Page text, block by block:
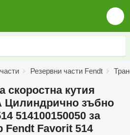
Резервни части Fendt
скоростна кутия
Цилиндрично зъбно
514100150050 за
Fendt Favorit 514